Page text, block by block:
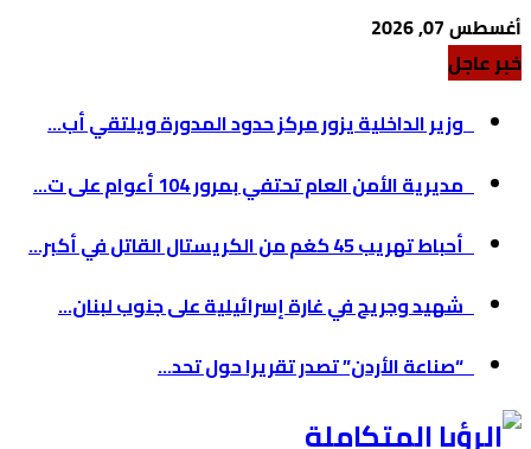
أغسطس 07, 2026
خبر عاجل
وزير الداخلية يزور مركز حدود المدورة ويلتقي أب...
مديرية الأمن العام تحتفي بمرور 104 أعوام على ت...
أحباط تهريب 45 كغم من الكريستال القاتل في أكبر...
شهيد وجريح في غارة إسرائيلية على جنوب لبنان...
“صناعة الأردن” تصدر تقريرا حول تحد...